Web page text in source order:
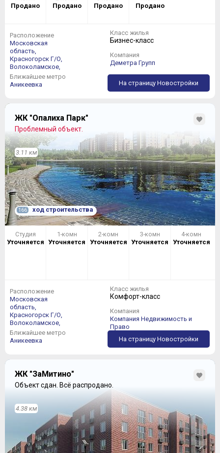
Продано
Продано
Продано
Продано
Расположение
Московская
область,
Красногорск Г/О,
Волоколамское,
Ближайшее метро
Аникеевка
Класс жилья
Бизнес-класс
Компания
Деметра Групп
На страницу Новостройки
ЖК "Опалиха Парк"
Проблемный объект.
3.11 км
166 ход строительства
Студия
Уточняется
1-комн
Уточняется
2-комн
Уточняется
3-комн
Уточняется
4-комн
Уточняется
Расположение
Московская
область,
Красногорск Г/О,
Волоколамское,
Ближайшее метро
Аникеевка
Класс жилья
Комфорт-класс
Компания
Компания Недвижимость и
Право
На страницу Новостройки
ЖК "ЗаМитино"
Объект сдан. Всё распродано.
4.38 км